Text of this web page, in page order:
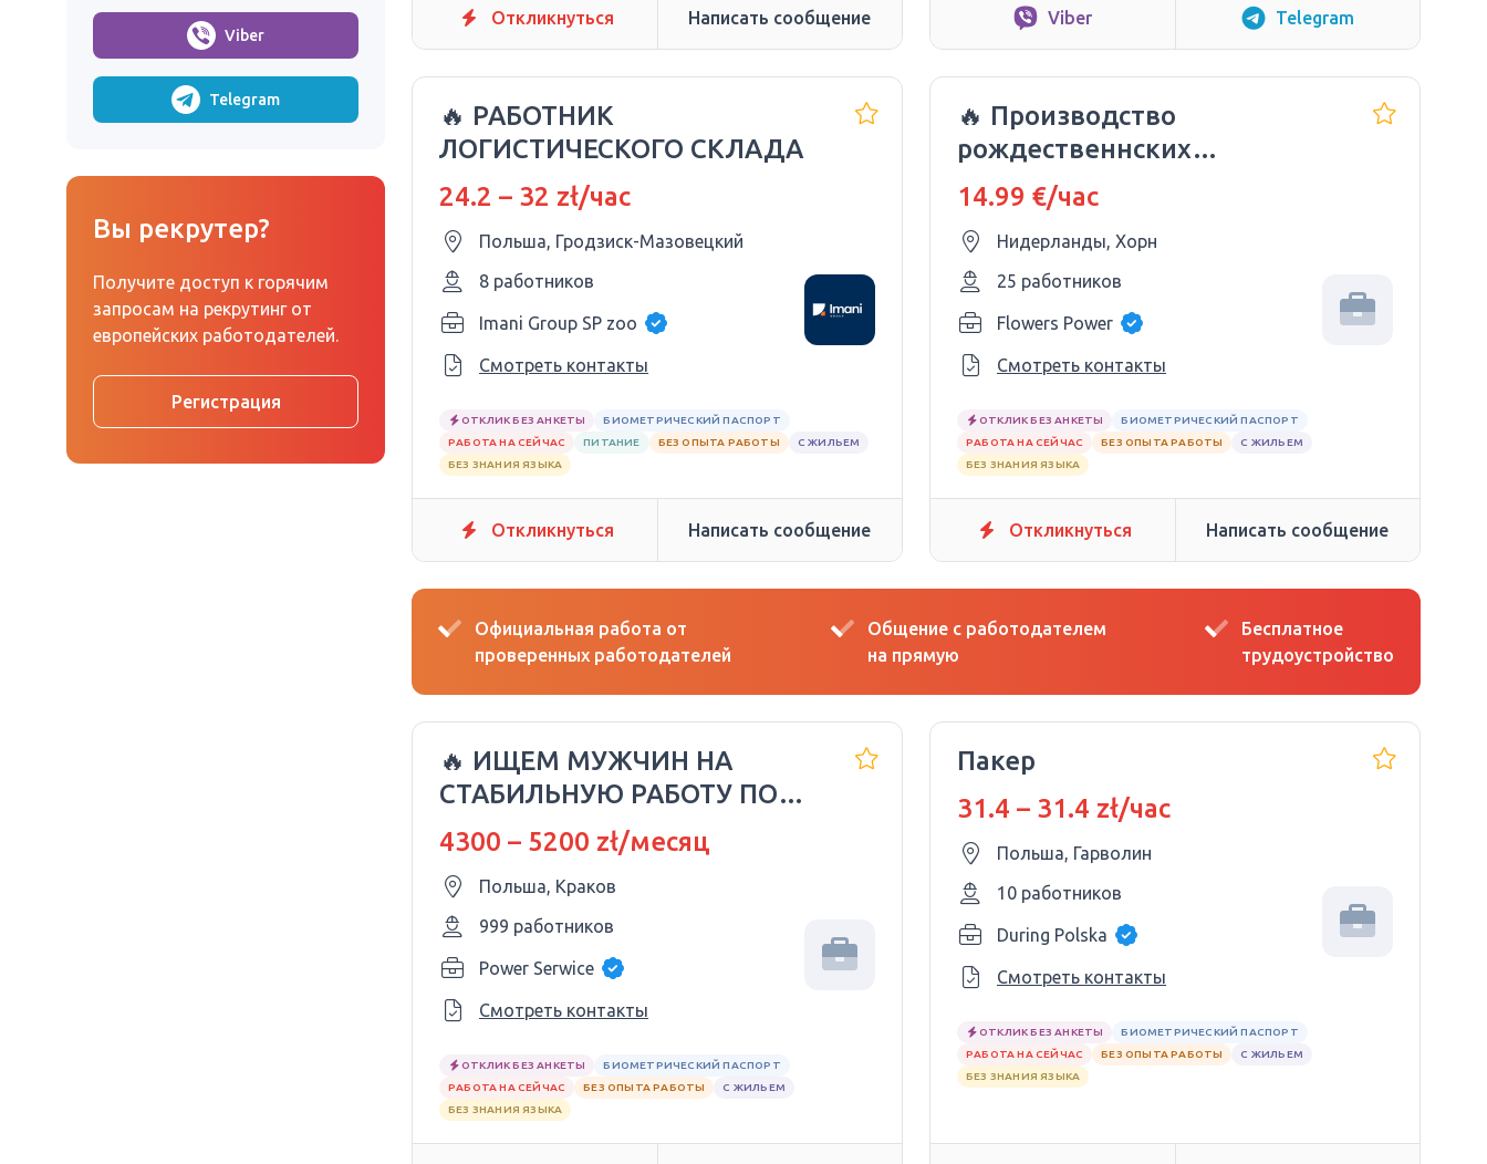
Viber
Telegram
Вы рекрутер?
Получите доступ к горячим
запросам на рекрутинг от
европейских работодателей.
Регистрация
Откликнуться Написать сообщение Viber Telegram
🔥 РАБОТНИК
ЛОГИСТИЧЕСКОГО СКЛАДА
24.2 – 32 zł/час
Польша, Гродзиск-Мазовецкий
8 работников
Imani Group SP zoo
Смотреть контакты
ОТКЛИК БЕЗ АНКЕТЫ
БИОМЕТРИЧЕСКИЙ ПАСПОРТ
РАБОТА НА СЕЙЧАС
ПИТАНИЕ БЕЗ ОПЫТА РАБОТЫ
С ЖИЛЬЕМ
БЕЗ ЗНАНИЯ ЯЗЫКА
Откликнуться Написать сообщение
🔥 Производство
рождественнских
украшений и икебан
14.99 €/час
Нидерланды, Хорн
25 работников
Flowers Power
Смотреть контакты
ОТКЛИК БЕЗ АНКЕТЫ
БИОМЕТРИЧЕСКИЙ ПАСПОРТ
РАБОТА НА СЕЙЧАС
БЕЗ ОПЫТА РАБОТЫ
С ЖИЛЬЕМ
БЕЗ ЗНАНИЯ ЯЗЫКА
Откликнуться Написать сообщение
Официальная работа от
проверенных работодателей
Общение с работодателем
на прямую
Бесплатное
трудоустройство
🔥 ИЩЕМ МУЖЧИН НА
СТАБИЛЬНУЮ РАБОТУ ПО
UMOWA O PRACĘ! KRAKÓW
4300 – 5200 zł/месяц
Польша, Краков
999 работников
Power Serwice
Смотреть контакты
ОТКЛИК БЕЗ АНКЕТЫ
БИОМЕТРИЧЕСКИЙ ПАСПОРТ
РАБОТА НА СЕЙЧАС
БЕЗ ОПЫТА РАБОТЫ
С ЖИЛЬЕМ
БЕЗ ЗНАНИЯ ЯЗЫКА
Пакер
31.4 – 31.4 zł/час
Польша, Гарволин
10 работников
During Polska
Смотреть контакты
ОТКЛИК БЕЗ АНКЕТЫ
БИОМЕТРИЧЕСКИЙ ПАСПОРТ
РАБОТА НА СЕЙЧАС
БЕЗ ОПЫТА РАБОТЫ
С ЖИЛЬЕМ
БЕЗ ЗНАНИЯ ЯЗЫКА